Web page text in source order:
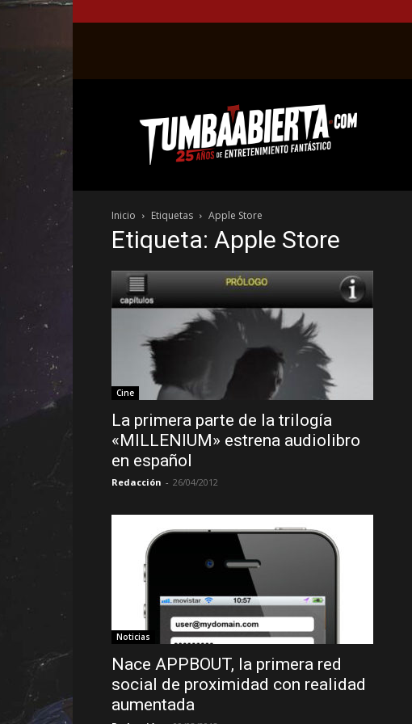
web
del
entretenimiento
el
género
fantástico.
Inicio Etiquetas Apple Store
Etiqueta: Apple Store
Cine
La primera parte de la trilogía
«MILLENIUM» estrena audiolibro
en español
Redacción - 26/04/2012
Noticias
Nace APPBOUT, la primera red
social de proximidad con realidad
aumentada